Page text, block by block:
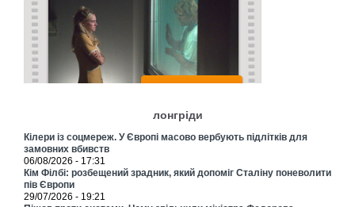
лонгріди
Кілери із соцмереж. У Європі масово вербують підлітків для
замовних вбивств
06/08/2026 - 17:31
Кім Філбі: розбещений зрадник, який допоміг Сталіну поневолити
пів Європи
29/07/2026 - 19:21